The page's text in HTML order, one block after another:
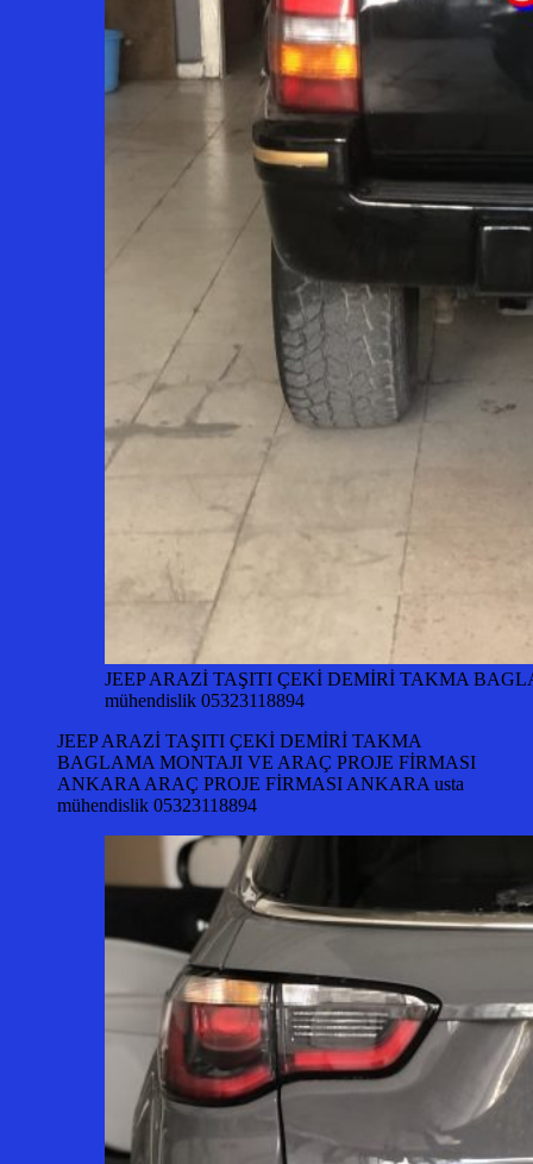
JEEP ARAZİ TAŞITI ÇEKİ DEMİRİ TAKMA
mühendislik 05323118894
JEEP ARAZİ TAŞITI ÇEKİ DEMİRİ TAKMA
BAGLAMA MONTAJI VE ARAÇ PROJE FİRMASI
ANKARA ARAÇ PROJE FİRMASI ANKARA usta
mühendislik 05323118894